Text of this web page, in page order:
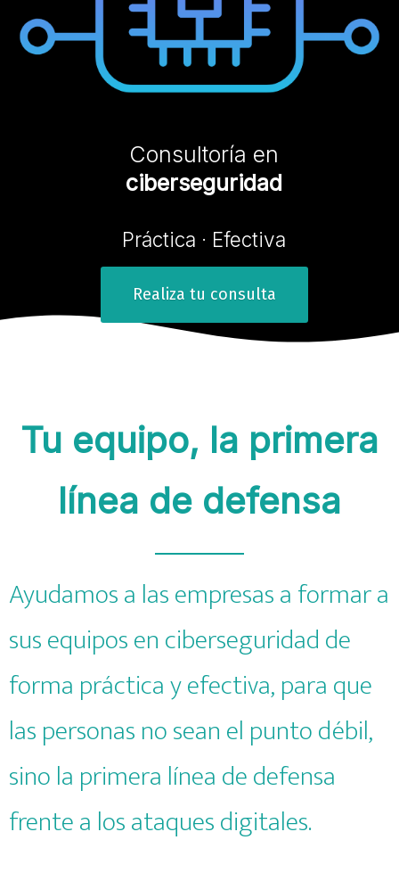
Consultoría en
ciberseguridad
Práctica · Efectiva
Realiza tu consulta
Tu equipo, la primera
línea de defensa
Ayudamos a las empresas a formar a
sus equipos en ciberseguridad de
forma práctica y efectiva, para que
las personas no sean el punto débil,
sino la primera línea de defensa
frente a los ataques digitales.